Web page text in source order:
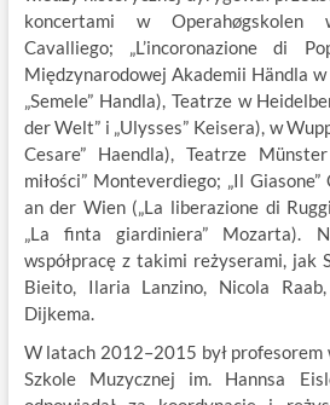
koncertami w Operahøgskolen
Cavalliego; „L’incoronazione di
Międzynarodowej Akademii Händla w
„Semele” Handla), Teatrze w
der Welt” i „Ulysses” Keisera), w
Cesare” Haendla), Teatrze
miłości” Monteverdiego; „Il
an der Wien („La liberazione di
„La finta giardiniera” Mozarta).
współpracę z takimi reżyserami, jak
Bieito, Ilaria Lanzino, Nicola
Dijkema.
W latach 2012–2015 był
Szkole Muzycznej im. Hannsa